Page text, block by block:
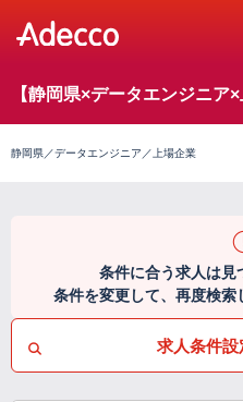
【静岡県×データエンジニア
静岡県／データエンジニア／上場企業
条件に合う求人は見
条件を変更して、再度検索
求人条件設